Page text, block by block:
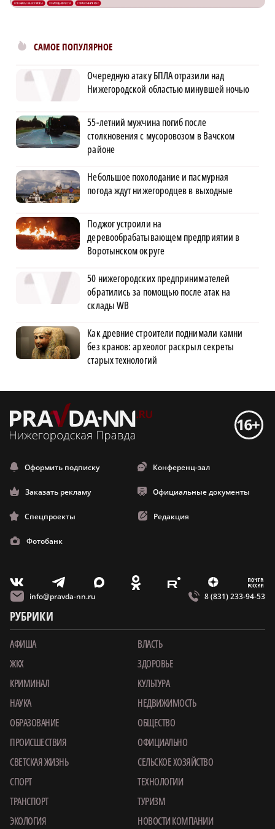
САМОЕ ПОПУЛЯРНОЕ
Очередную атаку БПЛА отразили над
Нижегородской областью минувшей ночью
55-летний мужчина погиб после
столкновения с мусоровозом в Вачском
районе
Небольшое похолодание и пасмурная
погода ждут нижегородцев в выходные
Поджог устроили на
деревообрабатывающем предприятии в
Воротынском округе
50 нижегородских предпринимателей
обратились за помощью после атак на
склады WB
Как древние строители поднимали камни
без кранов: археолог раскрыл секреты
старых технологий
Оформить подписку Конференц-зал
Заказать рекламу Официальные документы
Спецпроекты Редакция
Фотобанк
V T X O E Z m
info@pravda-nn.ru 8 (831) 233-94-53
РУБРИКИ
АФИША
ВЛАСТЬ
ЖКХ
ЗДОРОВЬЕ
КРИМИНАЛ
КУЛЬТУРА
НАУКА
НЕДВИЖИМОСТЬ
ОБРАЗОВАНИЕ
ОБЩЕСТВО
ПРОИСШЕСТВИЯ
ОФИЦИАЛЬНО
СВЕТСКАЯ ЖИЗНЬ
СЕЛЬСКОЕ ХОЗЯЙСТВО
СПОРТ
ТЕХНОЛОГИИ
ТРАНСПОРТ
ТУРИЗМ
ЭКОЛОГИЯ
НОВОСТИ КОМПАНИИ